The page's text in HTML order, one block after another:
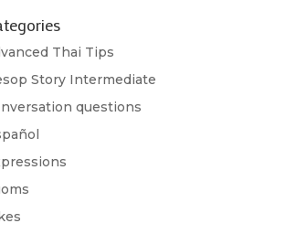
Thai Tips
Story Intermediate
questions